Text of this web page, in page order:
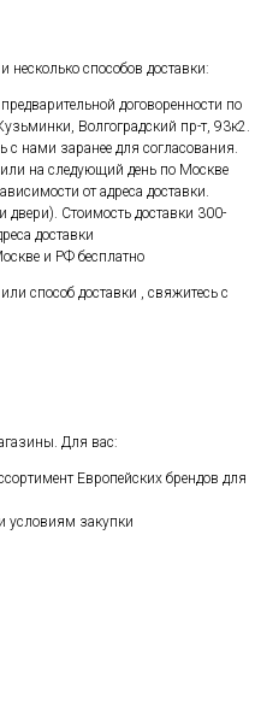
способов доставки:
договоренности по
Волгоградский пр-т, 93к2.
с нами заранее для согласования.
или на следующий день по Москве
от адреса доставки.
Стоимость доставки 300-
доставки
и РФ бесплатно
способ доставки , свяжитесь с
Для вас:
Европейских брендов для
условиям закупки